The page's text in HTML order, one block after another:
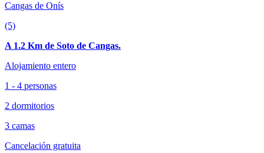
Cangas de Onís
(5)
A 1.2 Km de Soto de Cangas.
Alojamiento entero
1 - 4 personas
2 dormitorios
3 camas
Cancelación gratuita